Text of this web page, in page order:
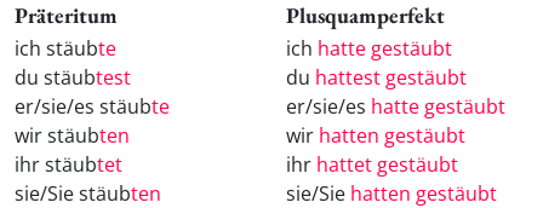
Präteritum
ich stäubte
du stäubtest
er/sie/es stäubte
wir stäubten
ihr stäubtet
sie/Sie stäubten
Plusquamperfekt
ich hatte gestäubt
du hattest gestäubt
er/sie/es hatte gestäubt
wir hatten gestäubt
ihr hattet gestäubt
sie/Sie hatten gestäubt